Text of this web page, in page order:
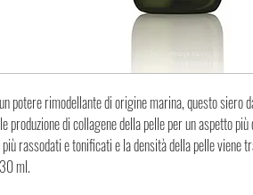
potere rimodellante di origine marina, questo siero
produzione di collagene della pelle per un aspetto
più rassodati e tonificati e la densità della pelle viene
ml.